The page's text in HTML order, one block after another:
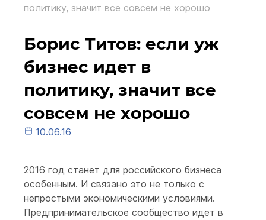
политику, значит все совсем не хорошо
Борис Титов: если уж
бизнес идет в
политику, значит все
совсем не хорошо
10.06.16
2016 год станет для российского бизнеса
особенным. И связано это не только с
непростыми экономическими условиями.
Предпринимательское сообщество идет в